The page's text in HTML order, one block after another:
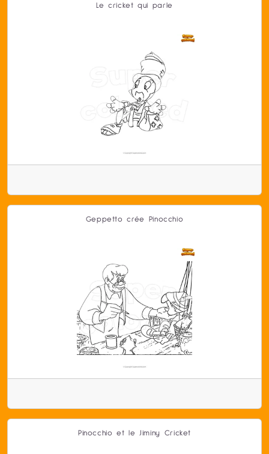
Le cricket qui parle
Geppetto crée Pinocchio
Pinocchio et le Jiminy Cricket